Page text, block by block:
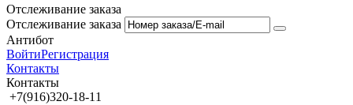
Отслеживание заказа
Отслеживание заказа
Антибот
ВойтиРегистрация
Контакты
Контакты
+7(916)320-18-11